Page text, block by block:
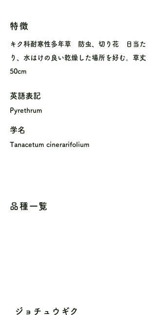
特徴
キク科耐寒性多年草 防虫、切り花 日当た
り、水はけの良い乾燥した場所を好む。草丈
50cm
英語表記
Pyrethrum
学名
Tanacetum cinerarifolium
品種一覧
ジョチュウギク